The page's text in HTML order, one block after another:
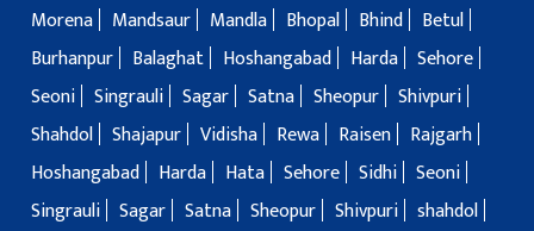
Morena
Mandsaur Mandla Bhopal Bhind
Betul
Burhanpur
Balaghat Hoshangabad Harda Sehore
Seoni Singrauli Sagar Satna Sheopur Shivpuri
Shahdol Shajapur Vidisha Rewa Raisen
Rajgarh
Hoshangabad
Harda Hata Sehore Sidhi Seoni
Singrauli Sagar Satna Sheopur Shivpuri shahdol